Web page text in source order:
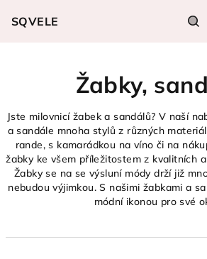
SQVELE
Žabky,
Jste milovnicí žabek a sandálů? V naší
a sandále mnoha stylů z různých
rande, s kamarádkou na víno či na
žabky ke všem příležitostem z kvalitních
Žabky se na se výsluní módy drží již
nebudou výjimkou. S našimi žabkami a
módní ikonou pro své